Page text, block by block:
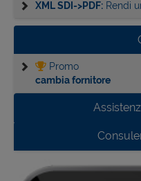
XML SDI->PDF: Rendi
Promo
cambia fornitore